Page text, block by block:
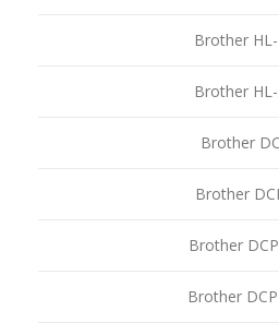
Brother
Brother
Brother
Brother
Brother
Brother